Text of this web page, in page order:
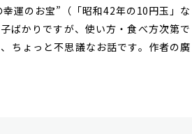
運のお宝”（「昭和42年の10円玉」な
ばかりですが、使い方・食べ方次第で
ちょっと不思議なお話です。作者の廣